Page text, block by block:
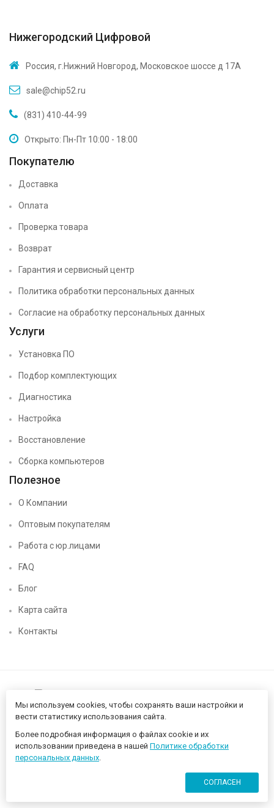
Нижегородский Цифровой
Россия, г.Нижний Новгород, Московское шоссе д 17А
sale@chip52.ru
(831) 410-44-99
Открыто: Пн-Пт 10:00 - 18:00
Покупателю
Доставка
Оплата
Проверка товара
Возврат
Гарантия и сервисный центр
Политика обработки персональных данных
Согласие на обработку персональных данных
Услуги
Установка ПО
Подбор комплектующих
Диагностика
Настройка
Восстановление
Сборка компьютеров
Полезное
О Компании
Оптовым покупателям
Работа с юр.лицами
FAQ
Блог
Карта сайта
Контакты
Нижегородский цифровой CHIP52 - компьютерный магазин ©
2026 Разработано в
Мы используем cookies, чтобы сохранять ваши настройки и
вести статистику использования сайта.
Более подробная информация о файлах cookie и их
использовании приведена в нашей Политике обработки
персональных данных.
СОГЛАСЕН